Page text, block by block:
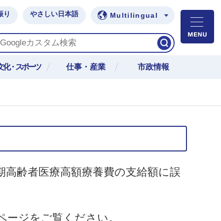
り やさしい日本語 Multilingual
化・スポーツ 仕事・産業 市政情報
齢者医療高額療養費の支給額に誤
ジをご覧ください。